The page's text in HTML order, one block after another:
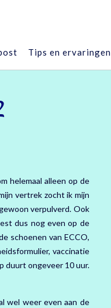
Tips en ervaringen
helemaal alleen op de
vertrek zocht ik mijn
verpulverd. Ook
dus nog even op de
schoenen van ECCO,
vaccinatie
duurt ongeveer 10 uur.
wel weer even aan de